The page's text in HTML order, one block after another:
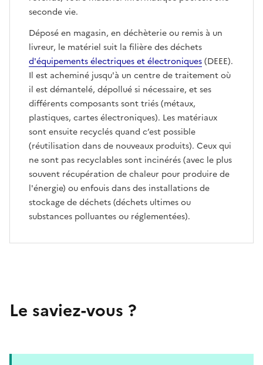
seconde vie.
Déposé en magasin, en déchèterie ou remis à un
livreur, le matériel suit la filière des déchets
d'équipements électriques et électroniques(DEEE).
Il est acheminé jusqu'à un centre de traitement où
il est démantelé, dépollué si nécessaire, et ses
différents composants sont triés (métaux,
plastiques, cartes électroniques). Les matériaux
sont ensuite recyclés quand c’est possible
(réutilisation dans de nouveaux produits). Ceux qui
ne sont pas recyclables sont incinérés (avec le plus
souvent récupération de chaleur pour produire de
l'énergie) ou enfouis dans des installations de
stockage de déchets (déchets ultimes ou
substances polluantes ou réglementées).
Le saviez-vous ?